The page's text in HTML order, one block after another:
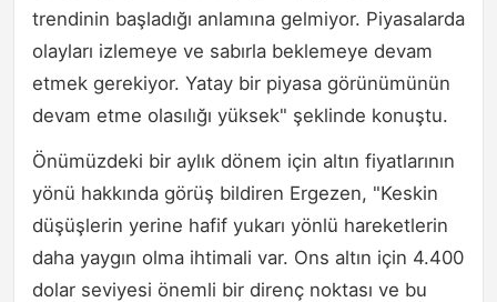
trendinin başladığı anlamına gelmiyor. Piyasalarda
olayları izlemeye ve sabırla beklemeye devam
etmek gerekiyor. Yatay bir piyasa görünümünün
devam etme olasılığı yüksek" şeklinde konuştu.
Önümüzdeki bir aylık dönem için altın fiyatlarının
yönü hakkında görüş bildiren Ergezen, "Keskin
düşüşlerin yerine hafif yukarı yönlü hareketlerin
daha yaygın olma ihtimali var. Ons altın için 4.400
dolar seviyesi önemli bir direnç noktası ve bu